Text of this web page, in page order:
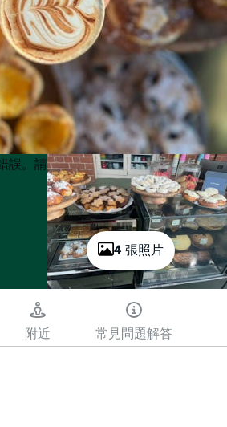
4 張照片
誤。請
附近 常見問題解答